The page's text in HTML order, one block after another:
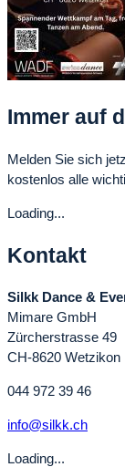
Immer auf
Melden Sie sich
kostenlos alle
Loading...
Kontakt
Silkk Dance &
Mimare GmbH
Zürcherstrasse 49
CH-8620 Wetzikon
044 972 39 46
info@silkk.ch
Loading...